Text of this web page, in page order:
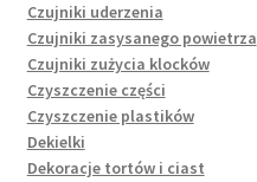
Czujniki uderzenia
Czujniki zasysanego powietrza
Czujniki zużycia klocków
Czyszczenie części
Czyszczenie plastików
Dekielki
Dekoracje tortów i ciast